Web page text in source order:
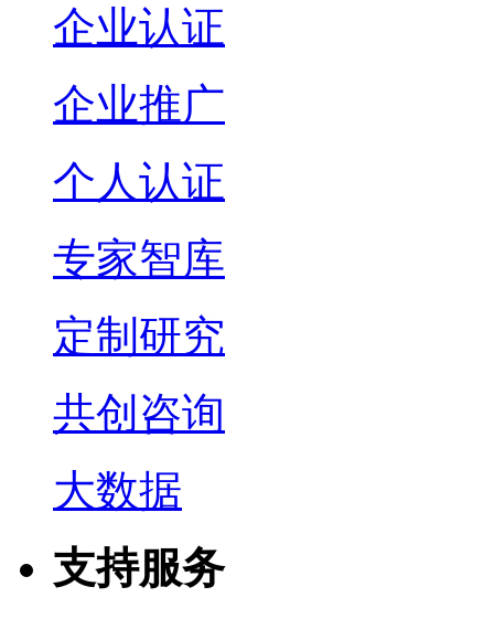
企业认证
企业推广
个人认证
专家智库
定制研究
共创咨询
大数据
支持服务